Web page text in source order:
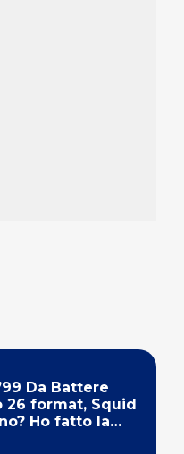
Da Battere
26 format, Squid
Ho fatto la